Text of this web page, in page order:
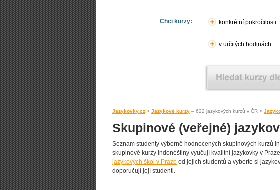
Chci kurzy: konkrétní pokročilosti
v určitých hodinách
Jazykovky.cz > Jazykové kurzy – 622 jazykových kurzů v ČR >
Skupinové (veřejné)
Seznam studenty výborně hodnocených skupinových kurzů
skupinové kurzy indonéštiny vyučují kvalitní jazykovky v
jazykových škol v Praze od jejich studentů a vyberte si
doporučují její studenti.